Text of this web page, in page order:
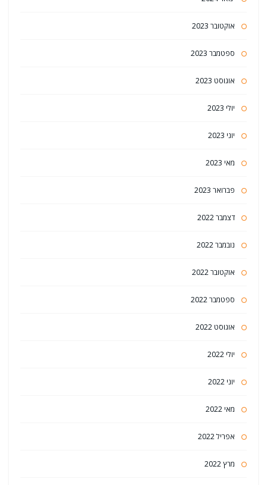
אוקטובר 2023
ספטמבר 2023
אוגוסט 2023
יולי 2023
יוני 2023
מאי 2023
פברואר 2023
דצמבר 2022
נובמבר 2022
אוקטובר 2022
ספטמבר 2022
אוגוסט 2022
יולי 2022
יוני 2022
מאי 2022
אפריל 2022
מרץ 2022